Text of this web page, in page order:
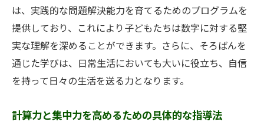
は、実践的な問題解決能力を育てるためのプログラムを
提供しており、これにより子どもたちは数字に対する堅
実な理解を深めることができます。さらに、そろばんを
通じた学びは、日常生活においても大いに役立ち、自信
を持って日々の生活を送る力となります。
計算力と集中力を高めるための具体的な指導法